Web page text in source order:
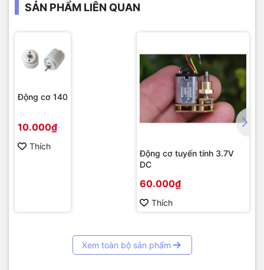
SẢN PHẨM LIÊN QUAN
Động cơ 140
10.000₫
Thích
Động cơ tuyến tính 3.7V
DC
60.000₫
Thích
Xem toàn bộ sản phẩm